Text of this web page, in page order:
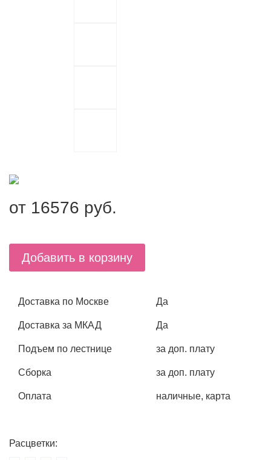
от 16576 руб.
Добавить в корзину
Доставка по Москве Да
Доставка за МКАД Да
Подъем по лестнице за доп. плату
Сборка за доп. плату
Оплата наличные, карта
Расцветки: